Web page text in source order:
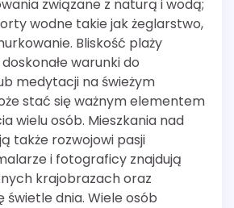
związane z naturą i wodą;
wodne takie jak żeglarstwo,
Bliskość plaży
warunki do
medytacji na świeżym
stać się ważnym elementem
wielu osób. Mieszkania nad
także rozwojowi pasji
i fotograficy znajdują
krajobrazach oraz
świetle dnia. Wiele osób